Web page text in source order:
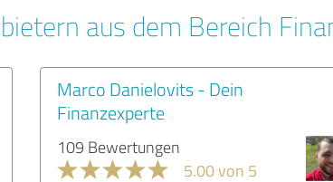
aus dem Bereich
Marco Danielovits - Dein
Finanzexperte
109 Bewertungen
5.00 von 5